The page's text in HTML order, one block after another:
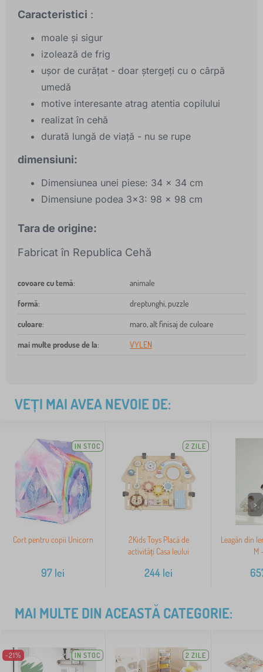
Caracteristici :
moale și sigur
izolează de frig
ușor de curățat - doar ștergeți cu o cârpă
umedă
motive interesante atrag atentia copilului
realizat în cehă
durată lungă de viață - nu se rupe
dimensiuni:
Dimensiunea unei piese: 34 x 34 cm
Dimensiune podea 3x3: 98 x 98 cm
Tara de origine:
Fabricat în Republica Cehă
covoare cu temă: animale
formă: dreptunghi, puzzle
culoare: maro, alt finisaj de culoare
mai multe produse de la: VYLEN
VEȚI MAI AVEA NEVOIE DE:
IN STOC
Cort pentru copii Unicorn
97 lei
2 ZILE
2Kids Toys Placă de
activități Casa leului
244 lei
Leagăn din
M
>
MAI MULTE DIN ACEASTĂ CATEGORIE:
-21% IN STOC 2 ZILE